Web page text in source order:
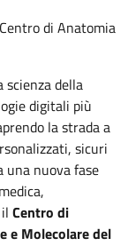
di Anatomia
scienza della
digitali più
la strada a
sicuri
una nuova fase
Centro di
e Molecolare del